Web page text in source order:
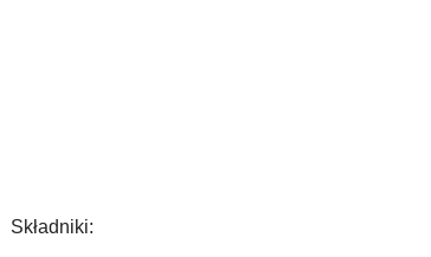
Składniki: